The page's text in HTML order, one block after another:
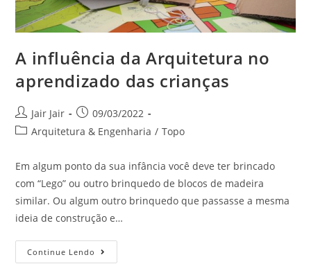
A influência da Arquitetura no
aprendizado das crianças
Jair Jair
09/03/2022
Arquitetura & Engenharia / Topo
Em algum ponto da sua infância você deve ter brincado
com “Lego” ou outro brinquedo de blocos de madeira
similar. Ou algum outro brinquedo que passasse a mesma
ideia de construção e…
Continue Lendo